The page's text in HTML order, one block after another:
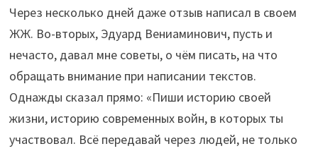
Через несколько дней даже отзыв написал в своем
ЖЖ. Во-вторых, Эдуард Вениаминович, пусть и
нечасто, давал мне советы, о чём писать, на что
обращать внимание при написании текстов.
Однажды сказал прямо: «Пиши историю своей
жизни, историю современных войн, в которых ты
участвовал. Всё передавай через людей, не только